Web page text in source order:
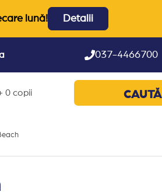
lună! Detalii
037-4466700
0 copii CAUTĂ